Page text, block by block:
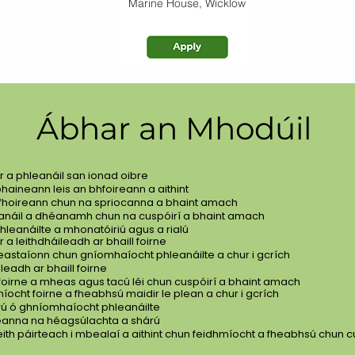
Marine House, Wicklow
Ábhar an Mhodúil
a phleanáil san ionad oibre
leis an bhfoireann a aithint
chun na spriocanna a bhaint amach
a dhéanamh chun na cuspóirí a bhaint amach
a mhonatóiriú agus a rialú
a leithdháileadh ar bhaill foirne
chun gníomhaíocht phleanáilte a chur i gcrích
ar bhaill foirne
a mheas agus tacú léi chun cuspóirí a bhaint amach
foirne a fheabhsú maidir le plean a chur i gcrích
ó ghníomhaíocht phleanáilte
na héagsúlachta a shárú
páirteach i mbealaí a aithint chun feidhmíocht a fheabhsú chun